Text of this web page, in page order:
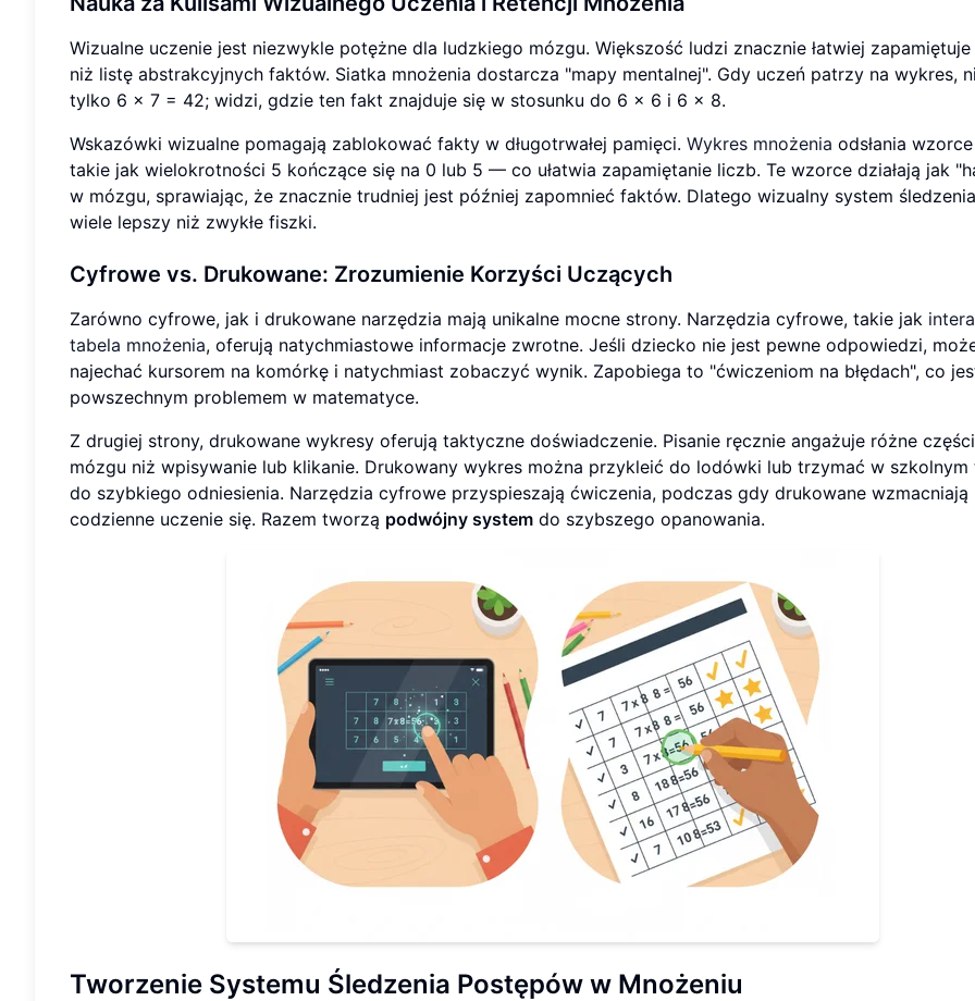
Wizualne uczenie jest niezwykle potężne dla ludzkiego mózgu. Większość ludzi znacznie łatwiej
niż listę abstrakcyjnych faktów. Siatka mnożenia dostarcza "mapy mentalnej". Gdy uczeń patrzy na wykres,
tylko 6 x 7 = 42; widzi, gdzie ten fakt znajduje się w stosunku do 6 x 6 i 6 x 8.
Wskazówki wizualne pomagają zablokować fakty w długotrwałej pamięci. Wykres mnożenia odsłania
takie jak wielokrotności 5 kończące się na 0 lub 5 — co ułatwia zapamiętanie liczb. Te wzorce działają jak
w mózgu, sprawiając, że znacznie trudniej jest później zapomnieć faktów. Dlatego wizualny system
wiele lepszy niż zwykłe fiszki.
Cyfrowe vs. Drukowane: Zrozumienie Korzyści Uczących
Zarówno cyfrowe, jak i drukowane narzędzia mają unikalne mocne strony. Narzędzia cyfrowe, takie jak
tabela mnożenia, oferują natychmiastowe informacje zwrotne. Jeśli dziecko nie jest pewne odpowiedzi,
najechać kursorem na komórkę i natychmiast zobaczyć wynik. Zapobiega to "ćwiczeniom na błędach", co
powszechnym problemem w matematyce.
Z drugiej strony, drukowane wykresy oferują taktyczne doświadczenie. Pisanie ręcznie angażuje różne części
mózgu niż wpisywanie lub klikanie. Drukowany wykres można przykleić do lodówki lub trzymać w szkolnym
do szybkiego odniesienia. Narzędzia cyfrowe przyspieszają ćwiczenia, podczas gdy drukowane wzmacniają
codzienne uczenie się. Razem tworzą podwójny system do szybszego opanowania.
Tworzenie Systemu Śledzenia Postępów w Mnożeniu